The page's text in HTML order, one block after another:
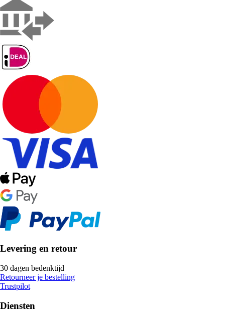
Levering en retour
30 dagen bedenktijd
Retourneer je bestelling
Trustpilot
Diensten